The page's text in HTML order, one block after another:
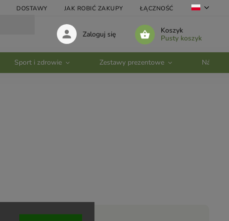
DOSTAWY JAK ROBIĆ ZAKUPY ŁĄCZNOŚĆ
Koszyk
Pusty koszyk
Zaloguj się
Sport i zdrowie Zestawy prezentowe Nádobí